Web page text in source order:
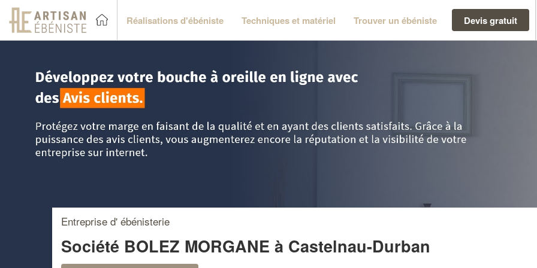
Réalisations d'ébéniste Techniques et matériel Trouver un ébéniste Devis gratuit
Entreprise d' ébénisterie
Société BOLEZ MORGANE à Castelnau-Durban